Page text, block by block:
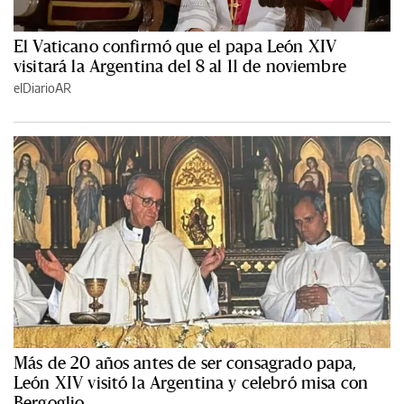
El Vaticano confirmó que el papa León XIV
visitará la Argentina del 8 al 11 de noviembre
elDiarioAR
Más de 20 años antes de ser consagrado papa,
León XIV visitó la Argentina y celebró misa con